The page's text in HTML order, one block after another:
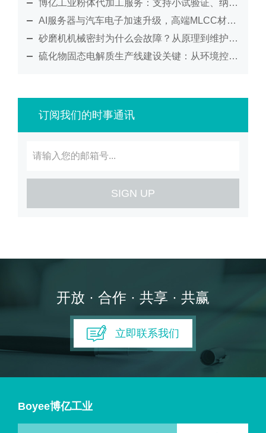
博亿工业粉体代加工服务：支持小试验证、纳米研磨及工艺放大
AI服务器与汽车电子加速升级，高端MLCC材料制造迎来新考验
砂磨机机械密封为什么会故障？从原理到维护全面解析
硫化物固态电解质生产线建设关键：从环境控制到工艺集成的系统化解决方案
订阅我们的时事通讯
SIGN UP
开放 · 合作 · 共享 · 共赢
立即联系我们
Boyee博亿工业